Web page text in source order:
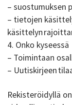
– suostumuksen
– tietojen
käsittelyn
4. Onko kyseessä
– Toimintaan
– Uutiskirjeen
Rekisteröidyllä